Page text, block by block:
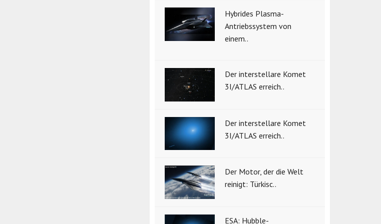
Hybrides Plasma-
Antriebssystem von
einem..
Der interstellare Komet
3I/ATLAS erreich..
Der interstellare Komet
3I/ATLAS erreich..
Der Motor, der die Welt
reinigt: Türkisc..
ESA: Hubble-